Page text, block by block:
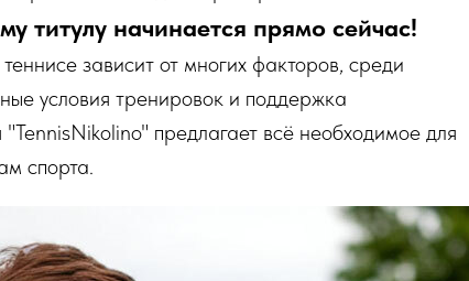
титулу начинается прямо сейчас!
зависит от многих факторов, среди
условия тренировок и поддержка
предлагает всё необходимое для
спорта.